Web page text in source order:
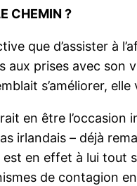
CHEMIN ?
que d’assister à
aux prises avec
s’améliorer, elle
en être
irlandais – déjà
est en effet à lui
de contagion